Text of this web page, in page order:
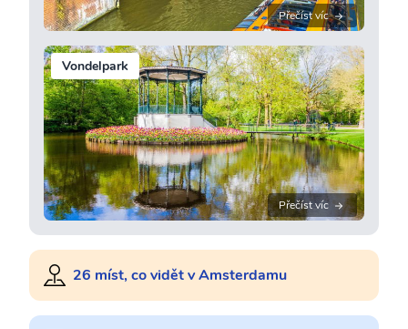
Přečíst víc
Vondelpark
Přečíst víc
26 míst, co vidět v Amsterdamu